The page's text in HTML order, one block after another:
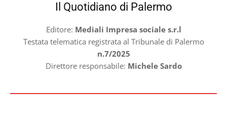
Il Quotidiano di Palermo
Editore: Mediali Impresa sociale s.r.l
Testata telematica registrata al Tribunale di Palermo
n.7/2025
Direttore responsabile: Michele Sardo